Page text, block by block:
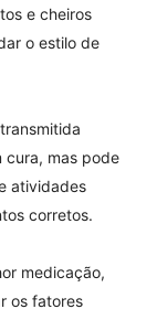
e cheiros
o estilo de
cura, mas pode
atividades
corretos.
medicação,
os fatores